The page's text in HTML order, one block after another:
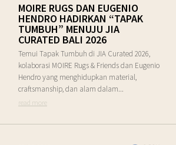
MOIRE RUGS DAN EUGENIO
HENDRO HADIRKAN “TAPAK
TUMBUH” MENUJU JIA
CURATED BALI 2026
Temui Tapak Tumbuh di JIA Curated 2026,
kolaborasi MOIRE Rugs & Friends dan Eugenio
Hendro yang menghidupkan material,
craftsmanship, dan alam dalam...
read more